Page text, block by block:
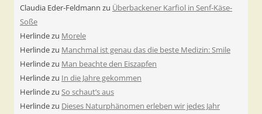
Claudia Eder-Feldmann zu Überbackener Karfiol in Senf-Käse-
Soße
Herlindezu Morele
Herlindezu Manchmal ist genau das die beste Medizin: Smile
Herlindezu Man beachte den Eiszapfen
Herlindezu In die Jahre gekommen
Herlindezu So schaut’s aus
Herlindezu Dieses Naturphänomen erleben wir jedes Jahr